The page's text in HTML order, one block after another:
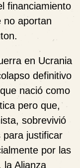
financiamiento
no aportan
en Ucrania
definitivo
nació como
pero que,
sobrevivió
para justificar
por las
la Alianza